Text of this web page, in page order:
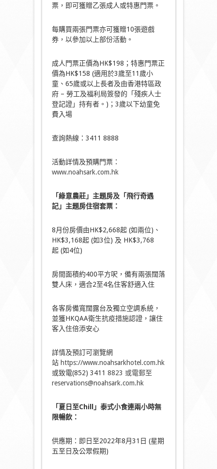
票，即可獲贈乙張成人或特惠門票。
每購買兩張門票亦可獲贈10張遊戲
券，以參加以上部份活動。
成人門票正價為HK$198；特惠門票正
價為HK$158 (適用於3歲至11歲小
童、65歲或以上長者及由香港特區政
府 – 勞工及福利局簽發的「殘疾人士
登記證」持有者。)；3歲以下幼童免
費入場
查詢熱線：3411 8888
活動詳情及預購門票：
www.noahsark.com.hk
「綠意農莊」主題房及「飛行奇遇
記」 主題房住宿套票：
8月份房價由HK$2,668起 (如兩位)、
HK$3,168起 (如3位) 及 HK$3,768
起 (如4位)
房間面積約400平方呎，備有兩張闊落
雙人床，適合2至4名住客舒適入住
各客房備寬闊露台及獨立空調系統，
並獲HKQAA衛生抗疫措施認證，讓住
客入住倍添安心
詳情及預訂可瀏覽網
站 https://www.noahsarkhotel.com.hk
或致電(852) 3411 8823 或電郵至
reservations@noahsark.com.hk
「夏日至Chill」泰式小食連兩小時無
限暢飲：
供應期：即日至2022年8月31日 (星期
五至日及公眾假期)